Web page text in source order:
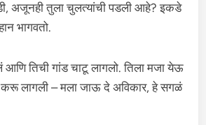
अजूनही तुला चुलत्यांची पडली आहे? इकडे
भागवतो.
आणि तिची गांड चाटू लागलो. तिला मजा येऊ
करू लागली – मला जाऊ दे अविकार, हे सगळं